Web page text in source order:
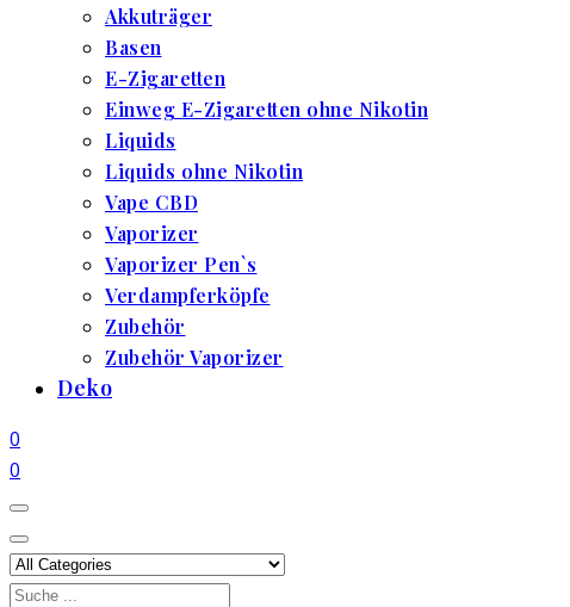
Akkuträger
Basen
E-Zigaretten
Einweg E-Zigaretten ohne Nikotin
Liquids
Liquids ohne Nikotin
Vape CBD
Vaporizer
Vaporizer Pen`s
Verdampferköpfe
Zubehör
Zubehör Vaporizer
Deko
0
0
Search